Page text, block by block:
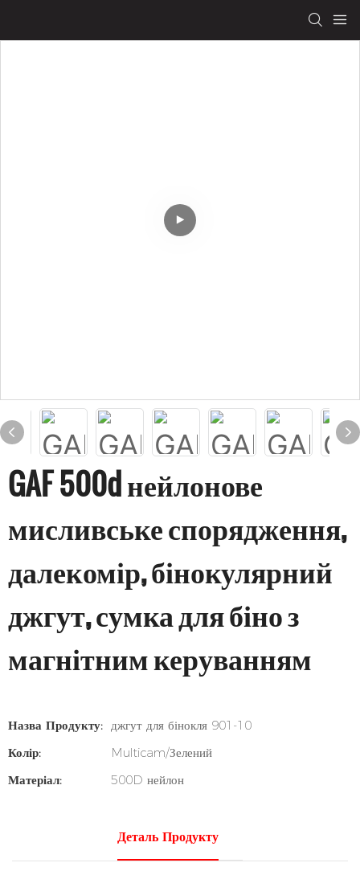
GAF 500d нейлонове
мисливське спорядження,
далекомір, бінокулярний
джгут, сумка для біно з
магнітним керуванням
Назва Продукту: джгут для бінокля 901-10
Колір:
Multicam/Зелений
Матеріал:
500D нейлон
Деталь Продукту